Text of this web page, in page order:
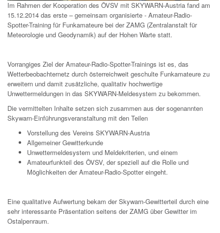
Im Rahmen der Kooperation des ÖVSV mit SKYWARN-Austria fand am
15.12.2014 das erste – gemeinsam organisierte - Amateur-Radio-
Spotter-Training für Funkamateure bei der ZAMG (Zentralanstalt für
Meteorologie und Geodynamik) auf der Hohen Warte statt.
Vorrangiges Ziel der Amateur-Radio-Spotter-Trainings ist es, das
Wetterbeobachternetz durch österreichweit geschulte Funkamateure zu
erweitern und damit zusätzliche, qualitativ hochwertige
Unwettermeldungen in das SKYWARN-Meldesystem zu bekommen.
Die vermittelten Inhalte setzen sich zusammen aus der sogenannten
Skywarn-Einführungsveranstaltung mit den Teilen
Vorstellung des Vereins SKYWARN-Austria
Allgemeiner Gewitterkunde
Unwettermeldesystem und Meldekriterien, und einem
Amateurfunkteil des ÖVSV, der speziell auf die Rolle und
Möglichkeiten der Amateur-Radio-Spotter eingeht.
Eine qualitative Aufwertung bekam der Skywarn-Gewitterteil durch eine
sehr interessante Präsentation seitens der ZAMG über Gewitter im
Ostalpenraum.